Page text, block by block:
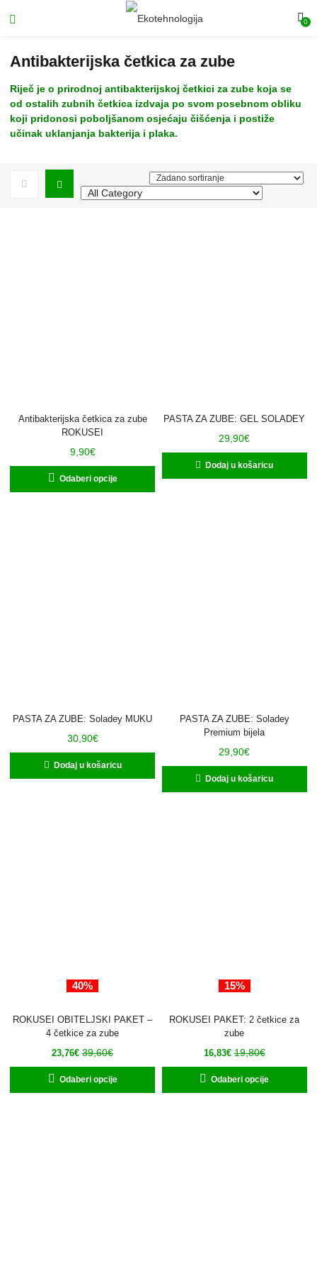
0
Antibakterijska četkica za zube
Riječ je o prirodnoj antibakterijskoj četkici za zube koja se
od ostalih zubnih četkica izdvaja po svom posebnom obliku
koji pridonosi poboljšanom osjećaju čišćenja i postiže
učinak uklanjanja bakterija i plaka.
Antibakterijska četkica za zube
ROKUSEI
9,90€
Odaberi opcije
PASTA ZA ZUBE: GEL SOLADEY
29,90€
Dodaj u košaricu
PASTA ZA ZUBE: Soladey MUKU
30,90€
Dodaj u košaricu
PASTA ZA ZUBE: Soladey
Premium bijela
29,90€
Dodaj u košaricu
40%
ROKUSEI OBITELJSKI PAKET –
4 četkice za zube
23,76€ 39,60€
Odaberi opcije
15%
ROKUSEI PAKET: 2 četkice za
zube
16,83€ 19,80€
Odaberi opcije